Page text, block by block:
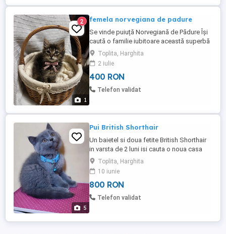
1
2 femela norvegiana de padure
Se vinde puiuță Norvegiană de Pădure Își
caută o familie iubitoare această superbă
fetiță Norvegiană de Pădure, în vârstă de 5
săptămâni. Este deparazitată conform
vârstei, perfect sănătoasă și pregătită să
își cunoască noii stăpâni. Face la litieră
Mănâncă singură hrană umedă Foarte
Toplita, Harghita
2 iulie
400 RON
Telefon validat
5
Pui British Shorthair
Un baietel si doua fetite British Shorthair
in varsta de 2 luni isi cauta o noua casa
iubitoare si primitoare. Sunt foarte jucausi,
obisnuiti cu copiii, mananca hrana umeda,
peste. Educati la litiera. Mai multe detalii in
privat sau la nr de tel
Toplita, Harghita
10 iunie
800 RON
Telefon validat